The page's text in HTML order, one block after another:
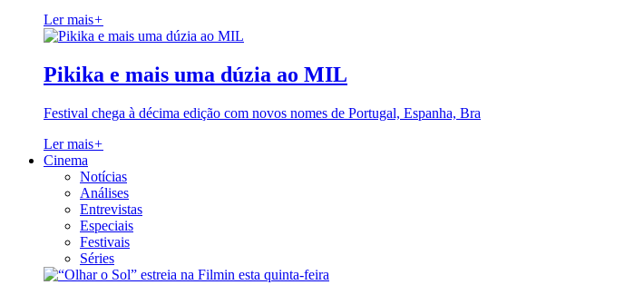
Ler mais+
Pikika e mais uma dúzia ao MIL
Festival chega à décima edição com novos nomes de Portugal, Espanha, Bra
Ler mais+
Cinema
Notícias
Análises
Entrevistas
Especiais
Festivais
Séries